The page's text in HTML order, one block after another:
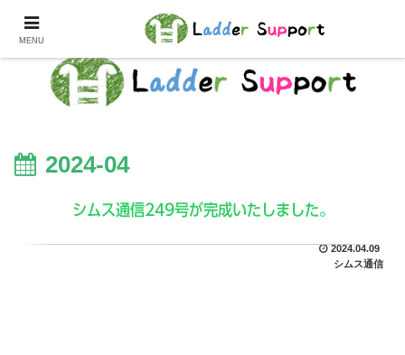
2024-04
シムス通信249号が完成いたしました。
2024.04.09
シムス通信
MENU